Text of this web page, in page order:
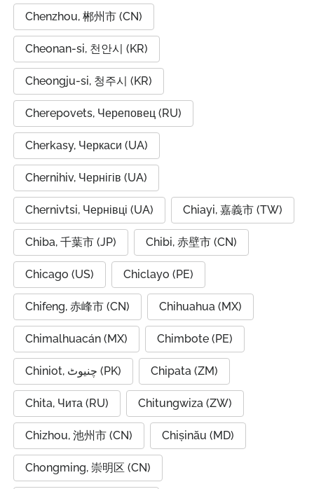
Chenzhou, 郴州市 (CN)
Cheonan-si, 천안시 (KR)
Cheongju-si, 청주시 (KR)
Cherepovets, Череповец (RU)
Cherkasy, Черкаси (UA)
Chernihiv, Чернігів (UA)
Chernivtsi, Чернівці (UA) Chiayi, 嘉義市 (TW)
Chiba, 千葉市 (JP) Chibi, 赤壁市 (CN)
Chicago (US) Chiclayo (PE)
Chifeng, 赤峰市 (CN) Chihuahua (MX)
Chimalhuacán (MX) Chimbote (PE)
Chiniot, چنیوٹ (PK) Chipata (ZM)
Chita, Чита (RU) Chitungwiza (ZW)
Chizhou, 池州市 (CN) Chișinău (MD)
Chongming, 崇明区 (CN)